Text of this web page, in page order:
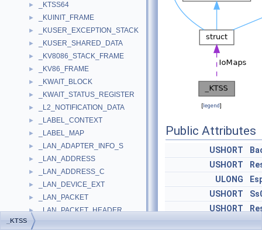
► _KTSS64
► _KUINIT_FRAME
► _KUSER_EXCEPTION_STACK
► _KUSER_SHARED_DATA
► _KV8086_STACK_FRAME
► _KV86_FRAME
► _KWAIT_BLOCK
► _KWAIT_STATUS_REGISTER
► _L2_NOTIFICATION_DATA
► _LABEL_CONTEXT
► _LABEL_MAP
► _LAN_ADAPTER_INFO_S
► _LAN_ADDRESS
► _LAN_ADDRESS_C
► _LAN_DEVICE_EXT
► _LAN_PACKET
► _LAN_PACKET_HEADER
►
[legend]
Public Attributes
USHORT
USHORT
ULONG
USHORT
USHORT
_KTSS